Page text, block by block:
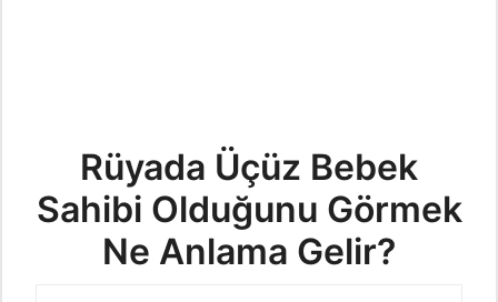
Rüyada Üçüz Bebek
Sahibi Olduğunu Görmek
Ne Anlama Gelir?